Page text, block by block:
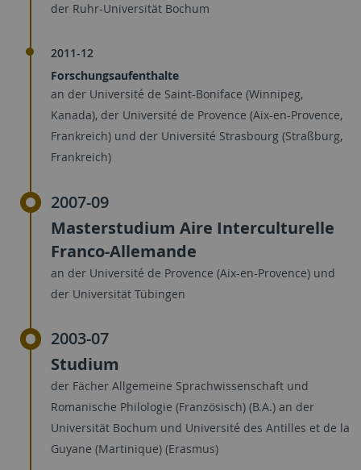
der Ruhr-Universität Bochum
2011-12
Forschungsaufenthalte
an der Université de Saint-Boniface (Winnipeg,
Kanada), der Université de Provence (Aix-en-Provence,
Frankreich) und der Université Strasbourg (Straßburg,
Frankreich)
2007-09
Masterstudium Aire Interculturelle
Franco-Allemande
an der Université de Provence (Aix-en-Provence) und
der Universität Tübingen
2003-07
Studium
der Fächer Allgemeine Sprachwissenschaft und
Romanische Philologie (Französisch) (B.A.) an der
Universität Bochum und Université des Antilles et de la
Guyane (Martinique) (Erasmus)